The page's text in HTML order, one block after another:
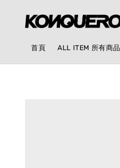
首頁 ALL ITEM 所有商品